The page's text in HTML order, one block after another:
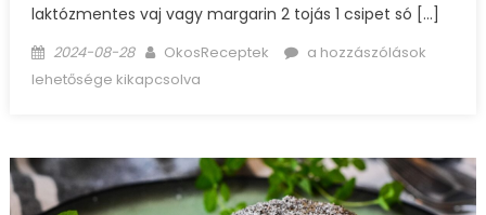
laktózmentes vaj vagy margarin 2 tojás 1 csipet só […]
Posted
on
2024-08-28 Author
OkosReceptek
Aranygaluska
a hozzászólások
lehetősége kikapcsolva